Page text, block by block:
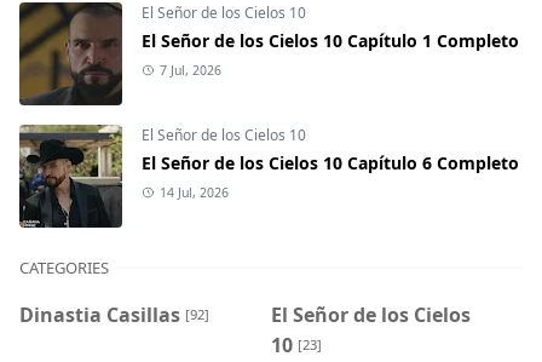
El Señor de los Cielos 10
El Señor de los Cielos 10 Capítulo 1 Completo
7 Jul, 2026
El Señor de los Cielos 10
El Señor de los Cielos 10 Capítulo 6 Completo
14 Jul, 2026
CATEGORIES
Dinastia Casillas [92]
El Señor de los Cielos
10 [23]